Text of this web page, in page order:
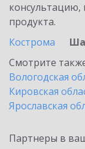
консультацию,
продукта.
Кострома
Смотрите
Вологодская
Кировская
Ярославская
Партнеры в